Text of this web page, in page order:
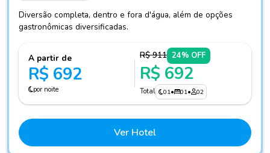
Diversão completa, dentro e fora d'água, além de opções
gastronômicas diversificadas.
A partir de
R$ 692
por noite
R$ 911 24% OFF
R$ 692
Total 01• 01• 02
Ver Hotel